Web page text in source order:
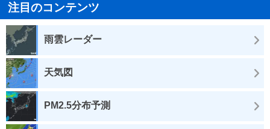
注目のコンテンツ
雨雲レーダー
天気図
PM2.5分布予測